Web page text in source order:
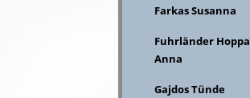
Farkas Susanna
Fuhrländer Hoppa
Anna
Gajdos Tünde